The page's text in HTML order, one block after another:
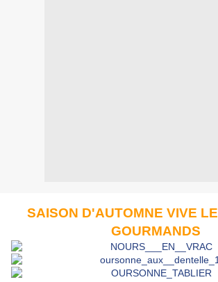
SAISON D'AUTOMNE VIVE LE
GOURMANDS